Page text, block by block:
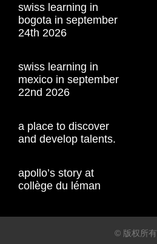
swiss learning in
bogota in september
24th 2026
swiss learning in
mexico in september
22nd 2026
a place to discover
and develop talents.
apollo’s story at
collège du léman
© 版权所有